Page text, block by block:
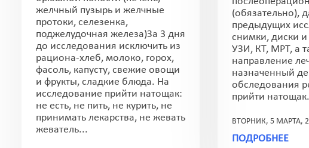
желчный пузырь и желчные
протоки, селезенка,
поджелудочная железа)За 3 дня
до исследования исключить из
рациона-хлеб, молоко, горох,
фасоль, капусту, свежие овощи
и фрукты, сладкие блюда. На
исследование прийти натощак:
не есть, не пить, не курить, не
принимать лекарства, не жевать
жеватель...
(обязательно),
предыдущих
снимки, диски
УЗИ, КТ, МРТ, а
направление
назначенный
обследования
прийти натощак.
ВТОРНИК, 5 МАРТА,
ПОДРОБНЕЕ